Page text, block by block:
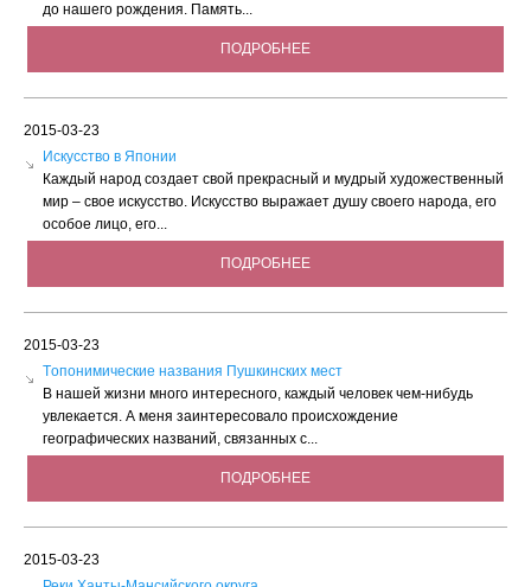
до нашего рождения. Память...
ПОДРОБНЕЕ
2015-03-23
Искусство в Японии
Каждый народ создает свой прекрасный и мудрый художественный
мир – свое искусство. Искусство выражает душу своего народа, его
особое лицо, его...
ПОДРОБНЕЕ
2015-03-23
Tопонимические названия Пушкинских мест
В нашей жизни много интересного, каждый человек чем-нибудь
увлекается. А меня заинтересовало происхождение
географических названий, связанных с...
ПОДРОБНЕЕ
2015-03-23